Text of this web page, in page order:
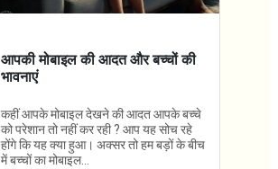
आपकी मोबाइल की आदत और बच्चों की
भावनाएं
कहीं आपके मोबाइल देखने की आदत आपके बच्चे
को परेशान तो नहीं कर रही ? आप यह सोच रहे
होंगे कि यह क्या हुआ। अक्सर तो हम बड़ों के बीच
में बच्चों का मोबाइल...